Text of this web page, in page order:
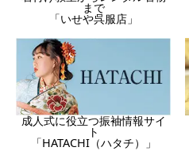
まで
「いせや呉服店」
成人式に役立つ振袖情報サイ
ト
「HATACHI（ハタチ）」